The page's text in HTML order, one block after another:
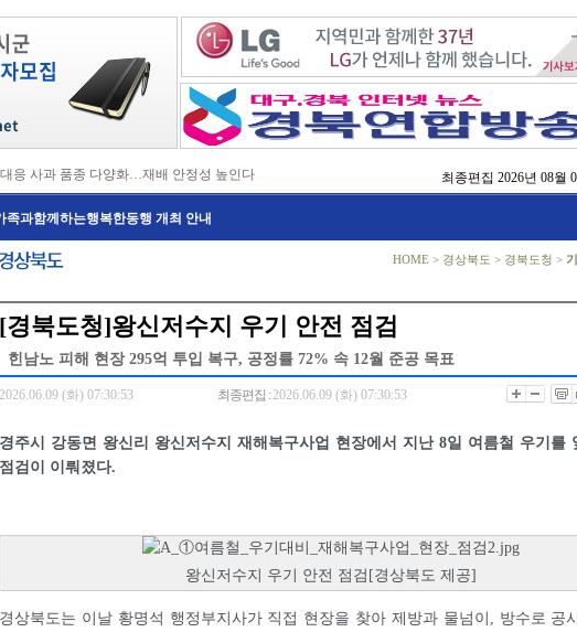
응 사과 품종 다양화…재배 안정성 높인다
밸리 특구’ 최종 지정…3,476억 투입
납관리단 본격 가동…맞춤형 징수 나선다
총력 대응…농업용수 확보 긴급 지원
이음 증편…수도권 접근성 높인다
력+ 웹 콘텐츠’ 개발…맞춤형 수학 학습 지원
특구’ 키운다…한국마사회 영천 유치 공동전선
구미 관광…‘갓 튀긴 라면’ 판매량 6배 껑충
방위백서 독도 영유권 주장 강력 규탄
최종편집 2026년 08월
족과함께하는행복한동행 개최 안내
HOME > 경상북도 > 경북도청 >
[경북도청]왕신저수지 우기 안전 점검
힌남노 피해 현장 295억 투입 복구, 공정률 72% 속 12월 준공 목표
2026.06.09 (화) 07:30:53 최종편집 :2026.06.09 (화) 07:30:53
경주시 강동면 왕신리 왕신저수지 재해복구사업 현장에서 지난 8일 여름철 우기를
점검이 이뤄졌다.
왕신저수지 우기 안전 점검[경상북도 제공]
경상북도는 이날 황명석 행정부지사가 직접 현장을 찾아 제방과 물넘이, 방수로 공